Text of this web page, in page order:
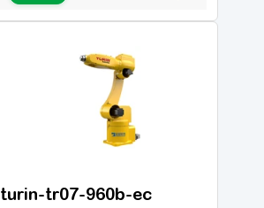
turin-tr07-960b-ec